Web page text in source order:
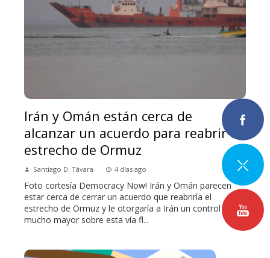
Irán y Omán están cerca de
alcanzar un acuerdo para reabrir el
estrecho de Ormuz
Santiago D. Távara 4 días ago
Foto cortesía Democracy Now! Irán y Omán parecen
estar cerca de cerrar un acuerdo que reabriría el
estrecho de Ormuz y le otorgaría a Irán un control
mucho mayor sobre esta vía fl...